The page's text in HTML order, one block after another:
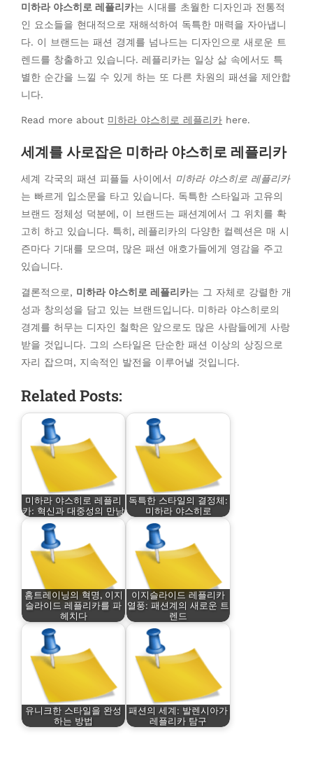
미하라 야스히로 레플리카는 시대를 초월한 디자인과 전통적
인 요소들을 현대적으로 재해석하여 독특한 매력을 자아냅니
다. 이 브랜드는 패션 경계를 넘나드는 디자인으로 새로운 트
렌드를 창출하고 있습니다. 레플리카는 일상 삶 속에서도 특
별한 순간을 느낄 수 있게 하는 또 다른 차원의 패션을 제안합
니다.
Read more about 미하라 야스히로 레플리카 here.
세계를 사로잡은 미하라 야스히로 레플리카
세계 각국의 패션 피플들 사이에서 미하라 야스히로 레플리카
는 빠르게 입소문을 타고 있습니다. 독특한 스타일과 고유의
브랜드 정체성 덕분에, 이 브랜드는 패션계에서 그 위치를 확
고히 하고 있습니다. 특히, 레플리카의 다양한 컬렉션은 매 시
즌마다 기대를 모으며, 많은 패션 애호가들에게 영감을 주고
있습니다.
결론적으로, 미하라 야스히로 레플리카는 그 자체로 강렬한 개
성과 창의성을 담고 있는 브랜드입니다. 미하라 야스히로의
경계를 허무는 디자인 철학은 앞으로도 많은 사람들에게 사랑
받을 것입니다. 그의 스타일은 단순한 패션 이상의 상징으로
자리 잡으며, 지속적인 발전을 이루어낼 것입니다.
Related Posts:
미하라 야스히로 레플리
카: 혁신과 대중성의 만남
독특한 스타일의 결정체:
미하라 야스히로
홈트레이닝의 혁명, 이지
슬라이드 레플리카를 파
헤치다
이지슬라이드 레플리카
열풍: 패션계의 새로운 트
렌드
유니크한 스타일을 완성
하는 방법
패션의 세계: 발렌시아가
레플리카 탐구